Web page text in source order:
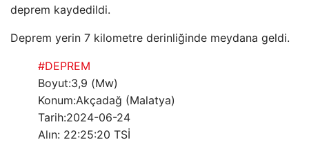
deprem kaydedildi.
Deprem yerin 7 kilometre derinliğinde meydana geldi.
#DEPREM
Boyut:3,9 (Mw)
Konum:Akçadağ (Malatya)
Tarih:2024-06-24
Alın: 22:25:20 TSİ